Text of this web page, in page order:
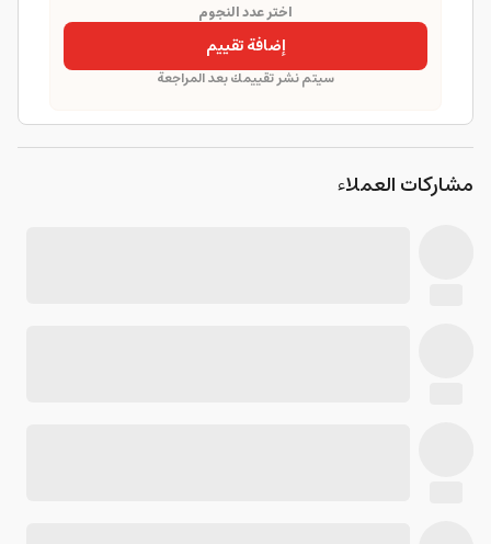
اختر عدد النجوم
إضافة تقييم
سيتم نشر تقييمك بعد المراجعة
مشاركات العملاء